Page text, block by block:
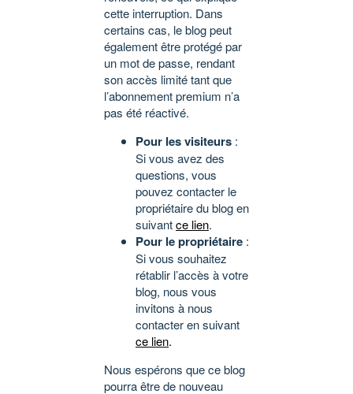
cette interruption. Dans
certains cas, le blog peut
également être protégé par
un mot de passe, rendant
son accès limité tant que
l’abonnement premium n’a
pas été réactivé.
Pour les visiteurs :
Si vous avez des
questions, vous
pouvez contacter le
propriétaire du blog en
suivantce lien.
Pour le propriétaire :
Si vous souhaitez
rétablir l’accès à votre
blog, nous vous
invitons à nous
contacter en suivant
ce lien.
Nous espérons que ce blog
pourra être de nouveau